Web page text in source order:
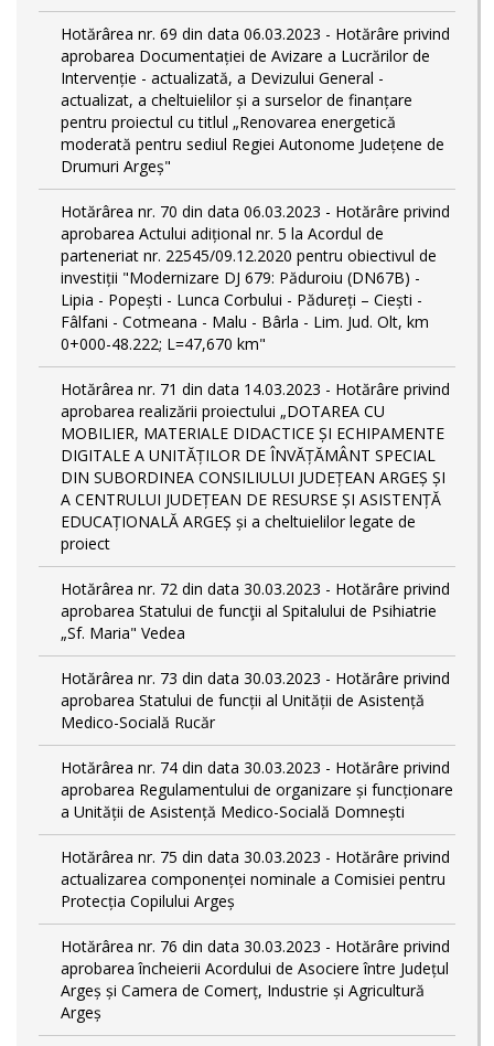
Hotărârea nr. 69 din data 06.03.2023 - Hotărâre privind
aprobarea Documentației de Avizare a Lucrărilor de
Intervenție - actualizată, a Devizului General -
actualizat, a cheltuielilor și a surselor de finanțare
pentru proiectul cu titlul „Renovarea energetică
moderată pentru sediul Regiei Autonome Județene de
Drumuri Argeș"
Hotărârea nr. 70 din data 06.03.2023 - Hotărâre privind
aprobarea Actului adițional nr. 5 la Acordul de
parteneriat nr. 22545/09.12.2020 pentru obiectivul de
investiții "Modernizare DJ 679: Păduroiu (DN67B) -
Lipia - Popești - Lunca Corbului - Pădureți – Ciești -
Fâlfani - Cotmeana - Malu - Bârla - Lim. Jud. Olt, km
0+000-48.222; L=47,670 km"
Hotărârea nr. 71 din data 14.03.2023 - Hotărâre privind
aprobarea realizării proiectului „DOTAREA CU
MOBILIER, MATERIALE DIDACTICE ȘI ECHIPAMENTE
DIGITALE A UNITĂȚILOR DE ÎNVĂȚĂMÂNT SPECIAL
DIN SUBORDINEA CONSILIULUI JUDEȚEAN ARGEȘ ȘI
A CENTRULUI JUDEȚEAN DE RESURSE ȘI ASISTENȚĂ
EDUCAȚIONALĂ ARGEȘ și a cheltuielilor legate de
proiect
Hotărârea nr. 72 din data 30.03.2023 - Hotărâre privind
aprobarea Statului de funcţii al Spitalului de Psihiatrie
„Sf. Maria" Vedea
Hotărârea nr. 73 din data 30.03.2023 - Hotărâre privind
aprobarea Statului de funcții al Unității de Asistență
Medico-Socială Rucăr
Hotărârea nr. 74 din data 30.03.2023 - Hotărâre privind
aprobarea Regulamentului de organizare și funcționare
a Unității de Asistență Medico-Socială Domnești
Hotărârea nr. 75 din data 30.03.2023 - Hotărâre privind
actualizarea componenței nominale a Comisiei pentru
Protecția Copilului Argeș
Hotărârea nr. 76 din data 30.03.2023 - Hotărâre privind
aprobarea încheierii Acordului de Asociere între Județul
Argeș și Camera de Comerț, Industrie și Agricultură
Argeș